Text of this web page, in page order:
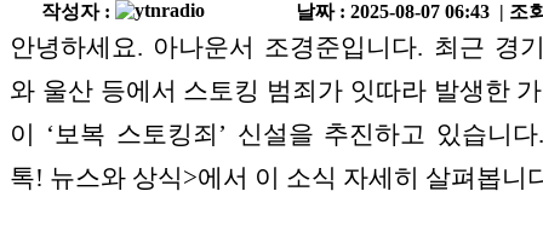
작성자 :
날짜 : 2025-08-07 06:43 | 조
안녕하세요. 아나운서 조경준입니다. 최근 경
와 울산 등에서 스토킹 범죄가 잇따라 발생한
이 ‘보복 스토킹죄’ 신설을 추진하고 있습니
톡! 뉴스와 상식>에서 이 소식 자세히 살펴봅니